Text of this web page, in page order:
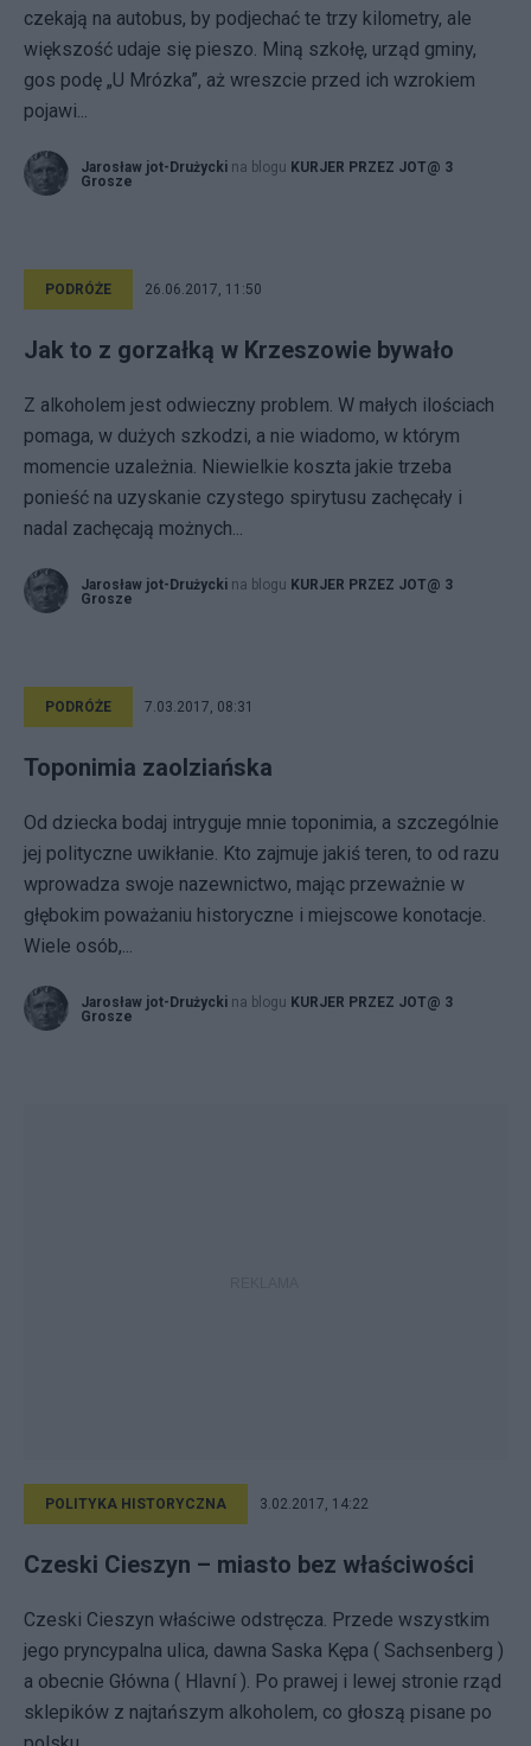
czekają na autobus, by podjechać te trzy kilometry, ale
większość udaje się pieszo. Miną szkołę, urząd gminy,
gos podę „U Mrózka”, aż wreszcie przed ich wzrokiem
pojawi...
Jarosław jot-Drużycki na blogu KURJER PRZEZ JOT@ 3
Grosze
PODRÓŻE 26.06.2017, 11:50
Jak to z gorzałką w Krzeszowie bywało
Z alkoholem jest odwieczny problem. W małych ilościach
pomaga, w dużych szkodzi, a nie wiadomo, w którym
momencie uzależnia. Niewielkie koszta jakie trzeba
ponieść na uzyskanie czystego spirytusu zachęcały i
nadal zachęcają możnych...
Jarosław jot-Drużycki na blogu KURJER PRZEZ JOT@ 3
Grosze
PODRÓŻE 7.03.2017, 08:31
Toponimia zaolziańska
Od dziecka bodaj intryguje mnie toponimia, a szczególnie
jej polityczne uwikłanie. Kto zajmuje jakiś teren, to od razu
wprowadza swoje nazewnictwo, mając przeważnie w
głębokim poważaniu historyczne i miejscowe konotacje.
Wiele osób,...
Jarosław jot-Drużycki na blogu KURJER PRZEZ JOT@ 3
Grosze
POLITYKA HISTORYCZNA 3.02.2017, 14:22
Czeski Cieszyn – miasto bez właściwości
Czeski Cieszyn właściwe odstręcza. Przede wszystkim
jego pryncypalna ulica, dawna Saska Kępa ( Sachsenberg )
a obecnie Główna ( Hlavní ). Po prawej i lewej stronie rząd
sklepików z najtańszym alkoholem, co głoszą pisane po